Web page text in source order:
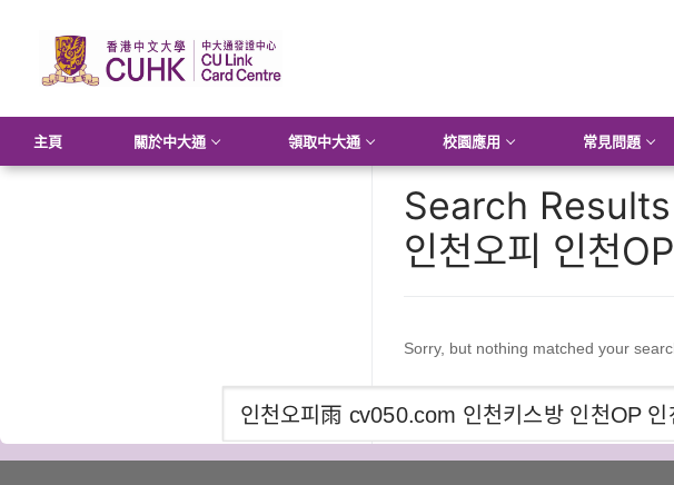
主頁 關於中大通 領取中大通 校園應用 常見問題
Search
인천오피 인천
Sorry, but nothing matched your
for: